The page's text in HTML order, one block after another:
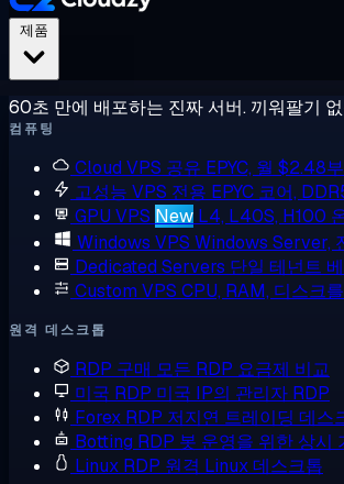
60초 만에 배포하는 진짜 서버. 끼워팔기
컴퓨팅
Cloud VPS 공유 EPYC, 월 $2.48
고성능 VPS 전용 EPYC 코어,
GPU VPS New L4, L40S, H100
Windows VPS Windows Server,
Dedicated Servers 단일 테넌트
Custom VPS CPU, RAM, 디스크
원격 데스크톱
RDP 구매 모든 RDP 요금제 비교
미국 RDP 미국 IP의 관리자 RDP
Forex RDP 저지연 트레이딩 데스
Botting RDP 봇 운영을 위한 상시
Linux RDP 원격 Linux 데스크톱